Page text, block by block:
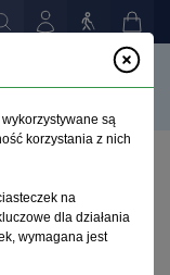
są
korzystania z nich
na
dla działania
wymagana jest